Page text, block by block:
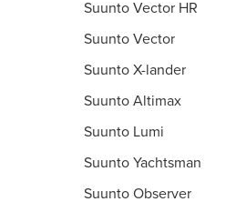
Suunto Vector HR
Suunto Vector
Suunto X-lander
Suunto Altimax
Suunto Lumi
Suunto Yachtsman
Suunto Observer